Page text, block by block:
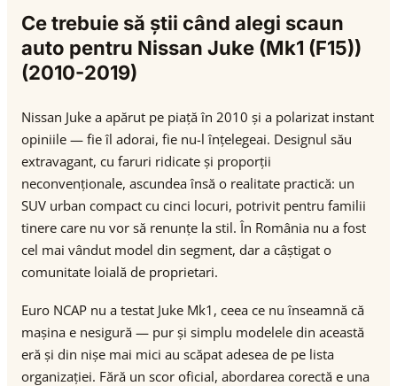
Ce trebuie să știi când alegi scaun
auto pentru Nissan Juke (Mk1 (F15))
(2010-2019)
Nissan Juke a apărut pe piață în 2010 și a polarizat instant
opiniile — fie îl adorai, fie nu-l înțelegeai. Designul său
extravagant, cu faruri ridicate și proporții
neconvenționale, ascundea însă o realitate practică: un
SUV urban compact cu cinci locuri, potrivit pentru familii
tinere care nu vor să renunțe la stil. În România nu a fost
cel mai vândut model din segment, dar a câștigat o
comunitate loială de proprietari.
Euro NCAP nu a testat Juke Mk1, ceea ce nu înseamnă că
mașina e nesigură — pur și simplu modelele din această
eră și din nișe mai mici au scăpat adesea de pe lista
organizației. Fără un scor oficial, abordarea corectă e una